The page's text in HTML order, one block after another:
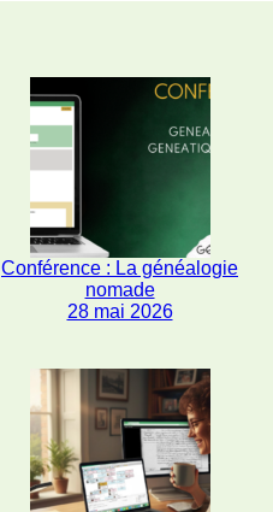
Conférence : La généalogie
nomade
28 mai 2026